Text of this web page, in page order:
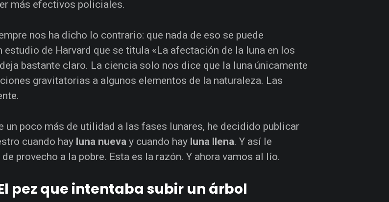
más efectivos policiales.
nos ha dicho lo contrario: que nada de eso se puede
estudio de Harvard que se titula «La afectación de la luna en los
bastante claro. La ciencia solo nos dice que la luna únicamente
gravitatorias a algunos elementos de la naturaleza. Las
un poco más de utilidad a las fases lunares, he decidido publicar
cuando hay luna nueva y cuando hay luna llena. Y así le
provecho a la pobre. Esta es la razón. Y ahora vamos al lío.
pez que intentaba subir un árbol